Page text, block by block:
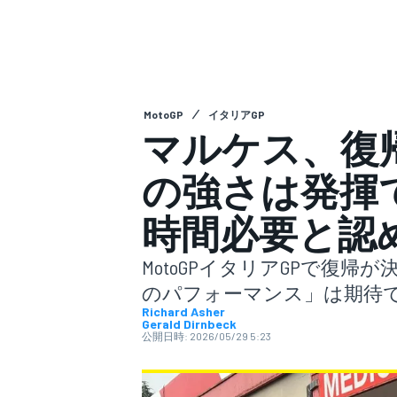
スーパーGT
MotoGP イタリアGP
マルケス、復
の強さは発揮
時間必要と認
MotoGPイタリアGPで復帰
のパフォーマンス」は期待
Richard Asher
Gerald Dirnbeck
公開日時: 2026/05/29 5:23